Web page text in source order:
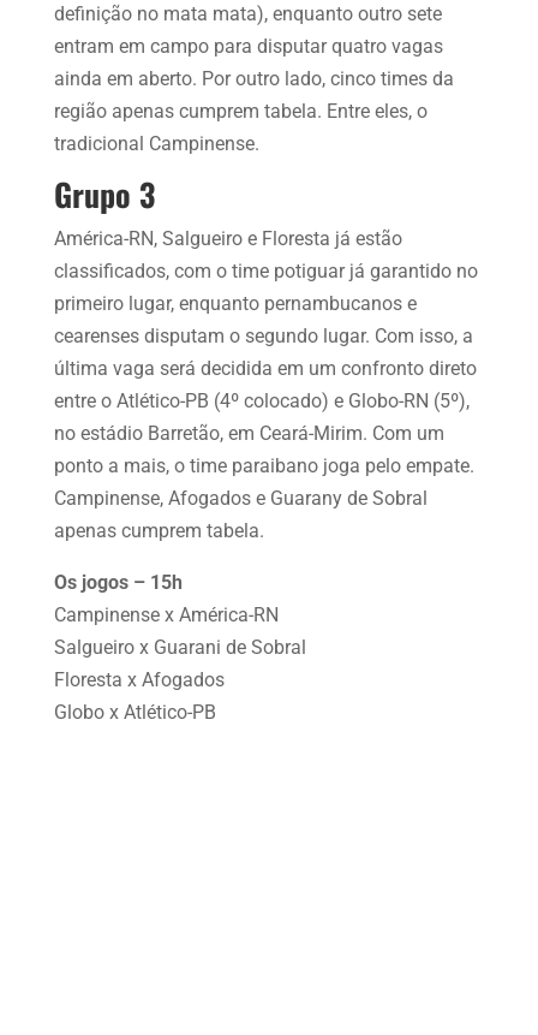
definição no mata mata), enquanto outro sete
entram em campo para disputar quatro vagas
ainda em aberto. Por outro lado, cinco times da
região apenas cumprem tabela. Entre eles, o
tradicional Campinense.
Grupo 3
América-RN, Salgueiro e Floresta já estão
classificados, com o time potiguar já garantido no
primeiro lugar, enquanto pernambucanos e
cearenses disputam o segundo lugar. Com isso, a
última vaga será decidida em um confronto direto
entre o Atlético-PB (4º colocado) e Globo-RN (5º),
no estádio Barretão, em Ceará-Mirim. Com um
ponto a mais, o time paraibano joga pelo empate.
Campinense, Afogados e Guarany de Sobral
apenas cumprem tabela.
Os jogos – 15h
Campinense x América-RN
Salgueiro x Guarani de Sobral
Floresta x Afogados
Globo x Atlético-PB